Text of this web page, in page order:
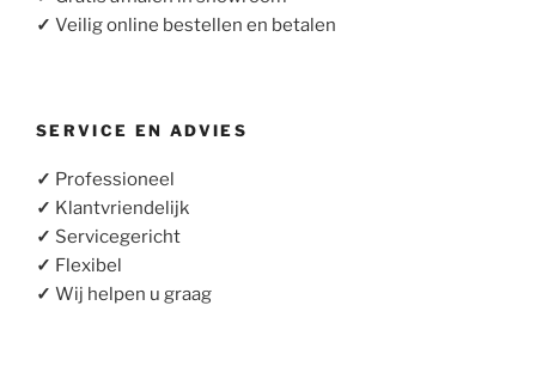
✓ Veilig online bestellen en betalen
SERVICE EN ADVIES
✓ Professioneel
✓ Klantvriendelijk
✓ Servicegericht
✓ Flexibel
✓ Wij helpen u graag